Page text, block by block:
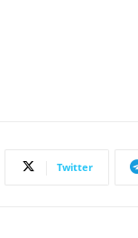
Twitter